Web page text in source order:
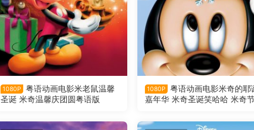
1080P
粤语动画电影米老鼠温馨
圣诞 米奇温馨庆团圆粤语版
1080P
粤语动画电影米奇的耶
嘉年华 米奇圣诞笑哈哈 米奇